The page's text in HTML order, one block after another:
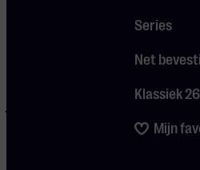
Series
Net
Klassiek
Mijn